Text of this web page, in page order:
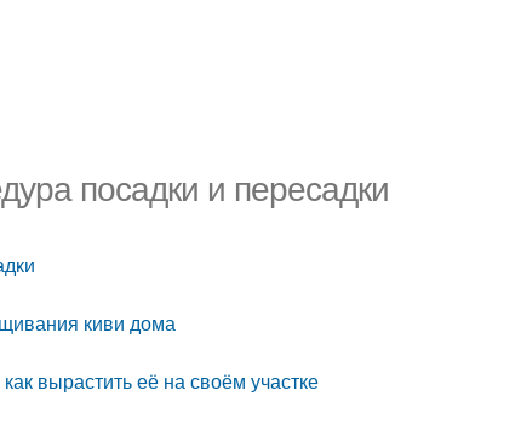
посадки и пересадки
киви дома
вырастить её на своём участке